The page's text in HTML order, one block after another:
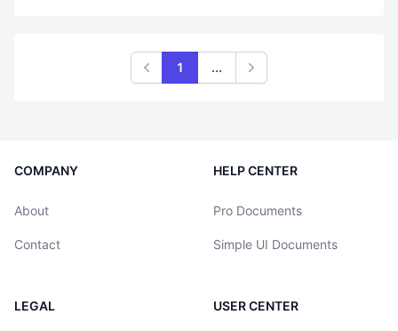
Previous
1 ...
Next
COMPANY
About
Contact
HELP CENTER
Pro Documents
Simple UI Documents
LEGAL USER CENTER